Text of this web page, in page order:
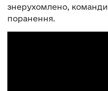
знерухомлено,
поранення.